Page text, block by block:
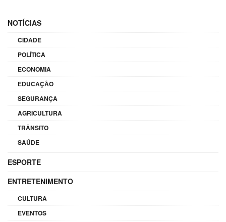
NOTÍCIAS
CIDADE
POLÍTICA
ECONOMIA
EDUCAÇÃO
SEGURANÇA
AGRICULTURA
TRÂNSITO
SAÚDE
ESPORTE
ENTRETENIMENTO
CULTURA
EVENTOS